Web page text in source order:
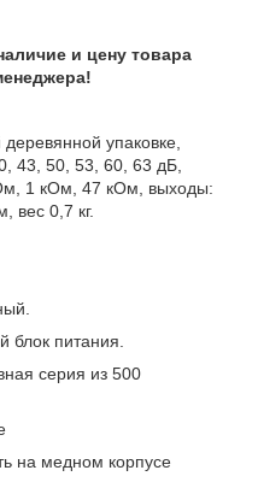
и цену товара
упаковке,
43, 50, 53, 60, 63 дБ,
1 кОм, 47 кОм, выходы:
вес 0,7 кг.
блок питания.
серия из 500
на медном корпусе